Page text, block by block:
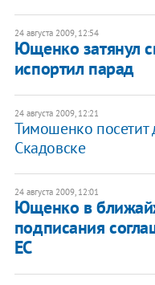
24 августа 2009, 12:54
Ющенко затянул
испортил парад
24 августа 2009, 12:21
Тимошенко посетит
Скадовске
24 августа 2009, 12:01
Ющенко в
подписания
ЕС